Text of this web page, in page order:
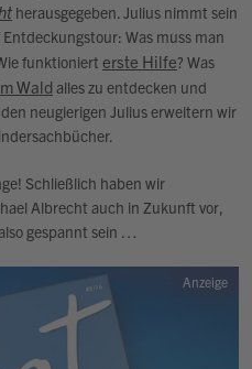
herausgegeben. Julius nimmt sein
Was muss man
funktioniert erste Hilfe? Was
Wald alles zu entdecken und
neugierigen Julius erweitern wir
Schließlich haben wir
Albrecht auch in Zukunft vor,
gespannt sein …
Anzeige